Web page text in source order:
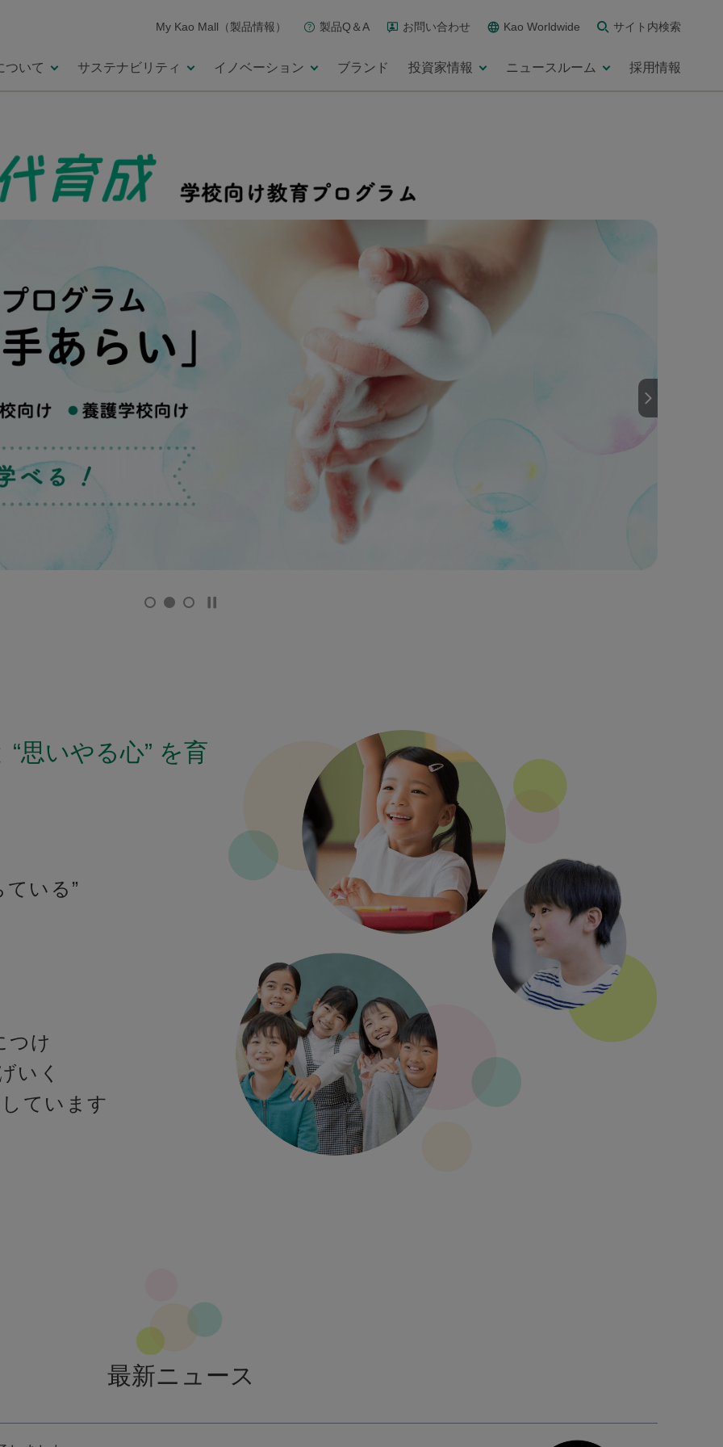
My Kao Mall（製品情報） 製品Q＆A お問い合わせ Kao Worldwide サイト内検索
ついて サステナビリティ イノベーション ブランド 投資家情報 ニュースルーム 採用情報
“思いやる心” を育
いる”
つけ
いく
ています
最新ニュース